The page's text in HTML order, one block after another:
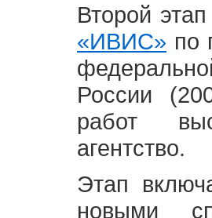
Второй
«ИВИС» по
России
работ
агентство.
Этап
новыми